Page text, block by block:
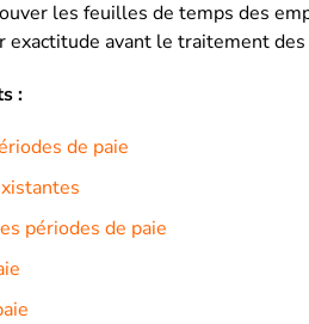
les feuilles de temps des
exactitude avant le traitement
:
de paie
périodes de paie